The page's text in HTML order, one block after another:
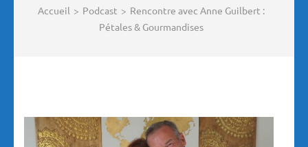
Accueil > Podcast > Rencontre avec Anne Guilbert :
Pétales & Gourmandises